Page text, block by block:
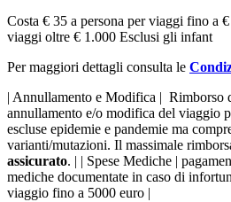
Costa € 35 a persona per viaggi fino a
viaggi oltre € 1.000 Esclusi gli infant
Per maggiori dettagli consulta le
| Annullamento e Modifica | Rimborso
annullamento e/o modifica del viaggio
escluse epidemie e pandemie ma
varianti/mutazioni. Il massimale
assicurato. | | Spese Mediche |
mediche documentate in caso di
viaggio fino a 5000 euro |